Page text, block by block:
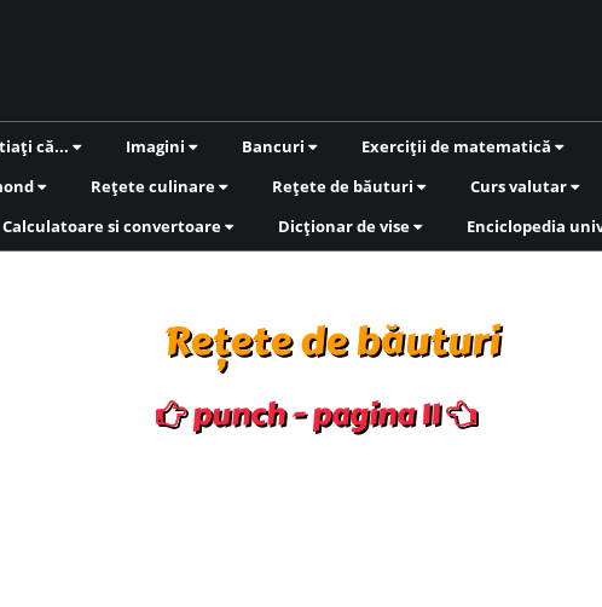
că... Imagini Bancuri
Exerciții de matematică
Rețete culinare Rețete de băuturi
Curs valutar
Calculatoare si convertoare
Dicționar de vise Enciclopedia
Rețete de băuturi
punch - pagina 11